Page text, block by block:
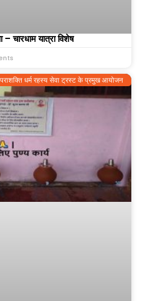
चारधाम यात्रा विशेष
पराशक्ति धर्म रहस्य सेवा ट्रस्ट के प्रमुख आयोजन